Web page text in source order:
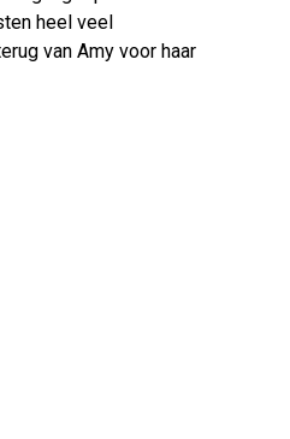
heel veel
van Amy voor haar